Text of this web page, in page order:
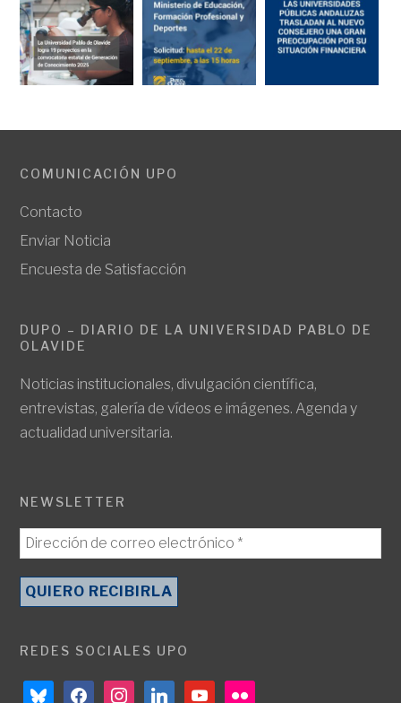
COMUNICACIÓN UPO
Contacto
Enviar Noticia
Encuesta de Satisfacción
DUPO – DIARIO DE LA UNIVERSIDAD PABLO DE
OLAVIDE
Noticias institucionales, divulgación científica,
entrevistas, galería de vídeos e imágenes. Agenda y
actualidad universitaria.
NEWSLETTER
REDES SOCIALES UPO
blueskyfacebookinstagramlinkedinyoutubeflickr